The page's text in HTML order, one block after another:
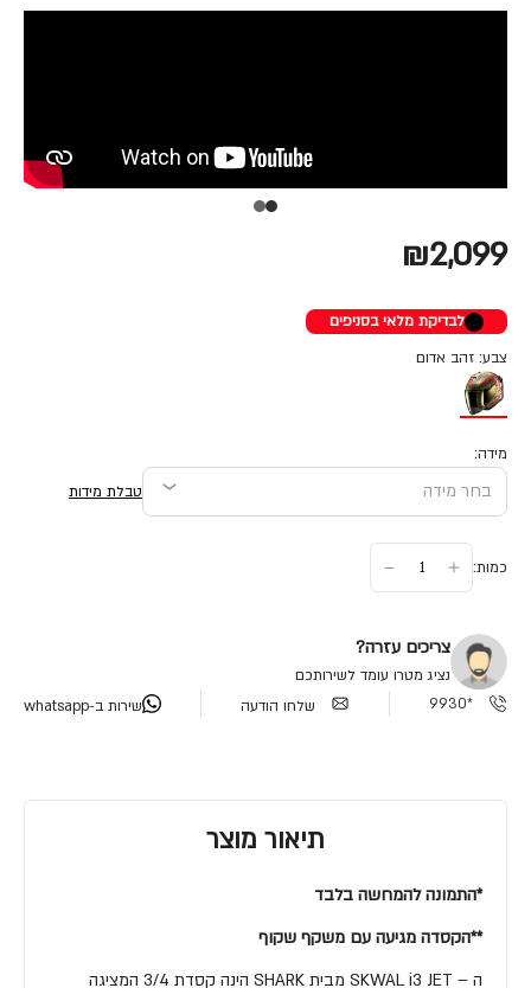
₪2,099
לבדיקת מלאי בסניפים
צבע: זהב אדום
מידה:
טבלת מידות
כמות:
צריכים עזרה?
נציג מטרו עומד לשירותכם
*9930
שלחו הודעה שירות ב-whatsapp
תיאור מוצר
*התמונה להמחשה בלבד
**הקסדה מגיעה עם משקף שקוף
ה – SKWAL i3 JET מבית SHARK הינה קסדת 3/4 המציגה